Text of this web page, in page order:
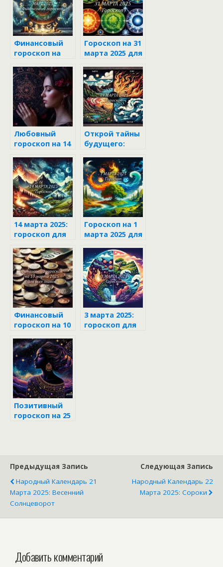
Финансовый
гороскоп на
для всех
знаков
зодиака
Гороскоп на 31
марта 2025 для
зодиака
Любовный
гороскоп на 14
для всех
знаков
Открой тайны
будущего:
всех знаков
зодиака на 19
марта 2025
14 марта 2025:
гороскоп для
зодиака
Гороскоп на 1
марта 2025 для
зодиака
Финансовый
гороскоп на 10
всех знаков
3 марта 2025:
гороскоп для
Позитивный
гороскоп на 25
Предыдущая Запись
Народный Календарь 21
Марта 2025: Весенний
Солнцеворот
Следующая Запись
Народный Календарь 22
Марта 2025: Сороки
Добавить комментарий